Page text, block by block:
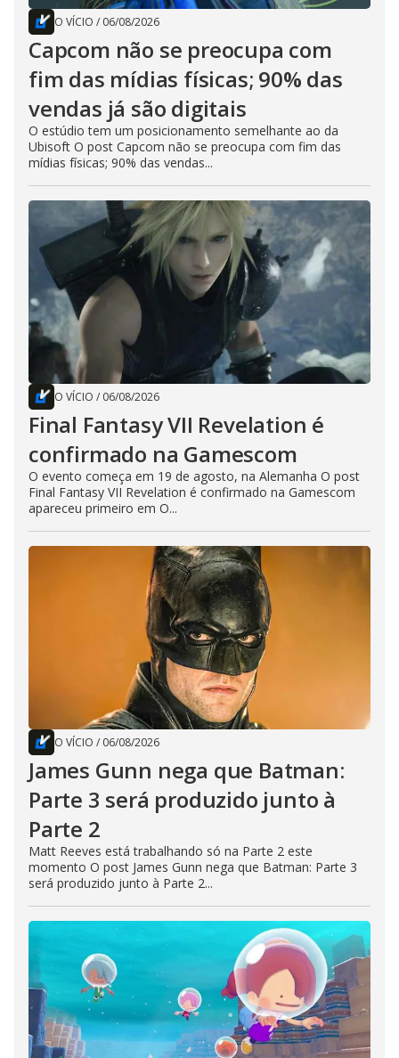
O VÍCIO / 06/08/2026
Capcom não se preocupa com
fim das mídias físicas; 90% das
vendas já são digitais
O estúdio tem um posicionamento semelhante ao da
Ubisoft O post Capcom não se preocupa com fim das
mídias físicas; 90% das vendas...
O VÍCIO / 06/08/2026
Final Fantasy VII Revelation é
confirmado na Gamescom
O evento começa em 19 de agosto, na Alemanha O post
Final Fantasy VII Revelation é confirmado na Gamescom
apareceu primeiro em O...
O VÍCIO / 06/08/2026
James Gunn nega que Batman:
Parte 3 será produzido junto à
Parte 2
Matt Reeves está trabalhando só na Parte 2 este
momento O post James Gunn nega que Batman: Parte 3
será produzido junto à Parte 2...